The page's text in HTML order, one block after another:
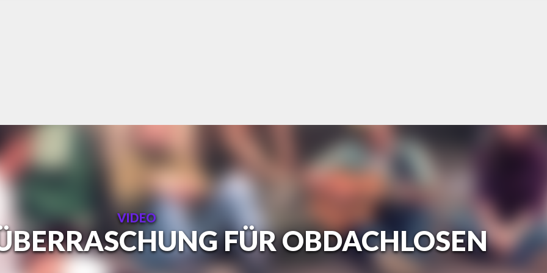
VIDEO
FÜR OBDACHLOSEN